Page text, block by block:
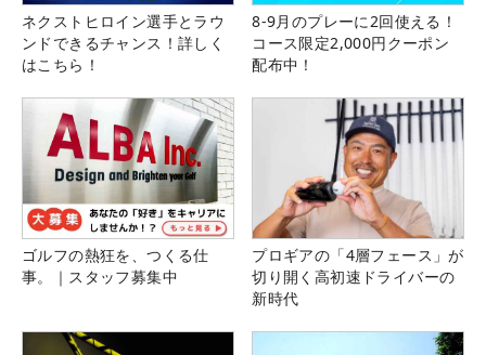
ネクストヒロイン選手とラウ
ンドできるチャンス！詳しく
はこちら！
8-9月のプレーに2回使える！
コース限定2,000円クーポン
配布中！
ゴルフの熱狂を、つくる仕
事。｜スタッフ募集中
プロギアの「4層フェース」が
切り開く高初速ドライバーの
新時代